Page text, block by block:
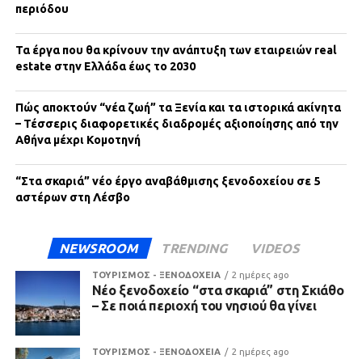
περιόδου
Τα έργα που θα κρίνουν την ανάπτυξη των εταιρειών real
estate στην Ελλάδα έως το 2030
Πώς αποκτούν “νέα ζωή” τα Ξενία και τα ιστορικά ακίνητα
– Τέσσερις διαφορετικές διαδρομές αξιοποίησης από την
Αθήνα μέχρι Κομοτηνή
“Στα σκαριά” νέο έργο αναβάθμισης ξενοδοχείου σε 5
αστέρων στη Λέσβο
NEWSROOM TRENDING VIDEOS
ΤΟΥΡΙΣΜΟΣ - ΞΕΝΟΔΟΧΕΙΑ 2 ημέρες ago
Νέο ξενοδοχείο “στα σκαριά” στη Σκιάθο
– Σε ποιά περιοχή του νησιού θα γίνει
ΤΟΥΡΙΣΜΟΣ - ΞΕΝΟΔΟΧΕΙΑ 2 ημέρες ago